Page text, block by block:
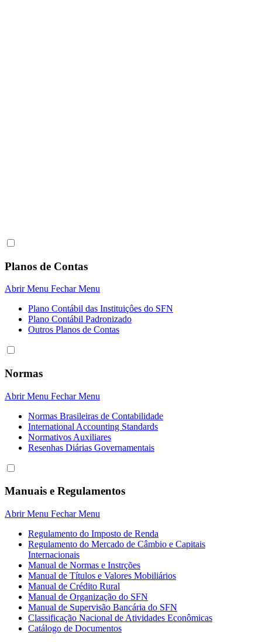
Planos de Contas
Abrir Menu Fechar Menu
Plano Contábil das Instituiçôes do SFN
Plano Contábil Padronizado
Outros Planos de Contas
Normas
Abrir Menu Fechar Menu
Normas Brasileiras de Contabilidade
International Accounting Standards
Normativos Auxiliares
Resenhas Diárias Governamentais
Manuais e Regulamentos
Abrir Menu Fechar Menu
Regulamento do Imposto de Renda
Regulamento do Mercado de Câmbio e Capitais
Internacionais
Manual de Normas e Instrções
Manual de Títulos e Valores Mobiliários
Manual de Crédito Rural
Manual de Organização do SFN
Manual de Supervisão Bancária do SFN
Classificação Nacional de Atividades Econômicas
Catálogo de Documentos